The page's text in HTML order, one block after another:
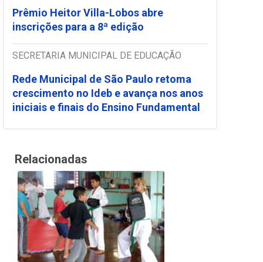
Prêmio Heitor Villa-Lobos abre
inscrições para a 8ª edição
SECRETARIA MUNICIPAL DE EDUCAÇÃO
Rede Municipal de São Paulo retoma
crescimento no Ideb e avança nos anos
iniciais e finais do Ensino Fundamental
Relacionadas